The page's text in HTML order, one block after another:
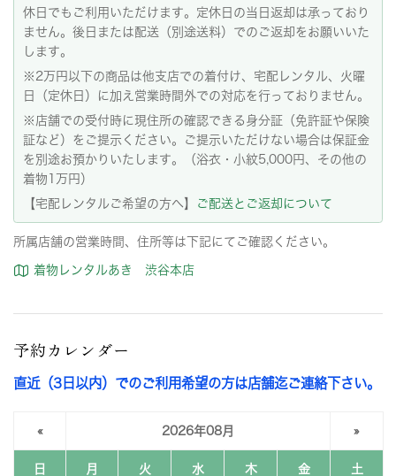
休日でもご利用いただけます。定休日の当日返却は承っており
ません。後日または配送（別途送料）でのご返却をお願いいた
します。
※2万円以下の商品は他支店での着付け、宅配レンタル、火曜
日（定休日）に加え営業時間外での対応を行っておりません。
※店舗での受付時に現住所の確認できる身分証（免許証や保険
証など）をご提示ください。ご提示いただけない場合は保証金
を別途お預かりいたします。（浴衣・小紋5,000円、その他の
着物1万円）
【宅配レンタルご希望の方へ】
ご配送とご返却について
所属店舗の営業時間、住所等は下記にてご確認ください。
着物レンタルあき 渋谷本店
予約カレンダー
直近（3日以内）でのご利用希望の方は店舗迄ご連絡下さい。
« 2026年08月 »
日 月 火 水 木 金 土